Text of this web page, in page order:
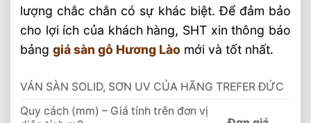
lượng chắc chắn có sự khác biệt. Để đảm bảo
cho lợi ích của khách hàng, SHT xin thông báo
bảnggiá sàn gỗ Hương Lào mới và tốt nhất.
VÁN SÀN SOLID, SƠN UV CỦA HÃNG TREFER ĐỨC
Quy cách (mm) – Giá tính trên đơn vị